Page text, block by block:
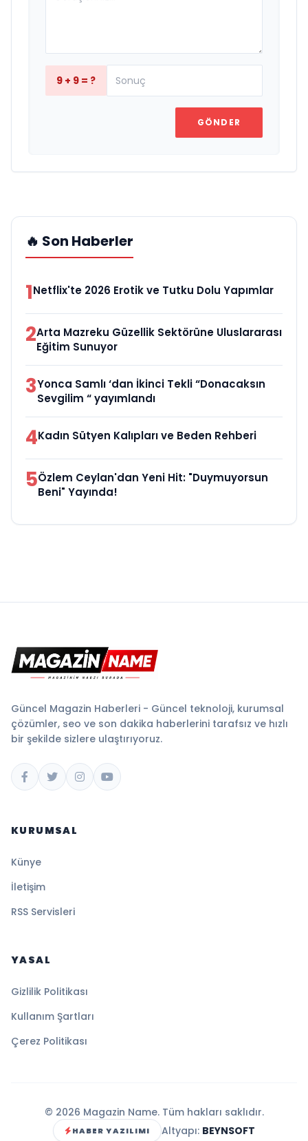
9 + 9 = ?
GÖNDER
🔥 Son Haberler
1Netflix'te 2026 Erotik ve Tutku Dolu Yapımlar
2Arta Mazreku Güzellik Sektörüne Uluslararası
Eğitim Sunuyor
3Yonca Samlı ‘dan İkinci Tekli “Donacaksın
Sevgilim “ yayımlandı
4Kadın Sütyen Kalıpları ve Beden Rehberi
5Özlem Ceylan'dan Yeni Hit: "Duymuyorsun
Beni" Yayında!
Güncel Magazin Haberleri - Güncel teknoloji, kurumsal
çözümler, seo ve son dakika haberlerini tarafsız ve hızlı
bir şekilde sizlere ulaştırıyoruz.
KURUMSAL
Künye
İletişim
RSS Servisleri
YASAL
Gizlilik Politikası
Kullanım Şartları
Çerez Politikası
© 2026 Magazin Name. Tüm hakları saklıdır.
HABER YAZILIMI Altyapı: BEYNSOFT